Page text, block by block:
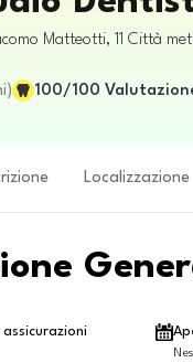
Matteotti, 11 Città
) 100/100
Localizzazione